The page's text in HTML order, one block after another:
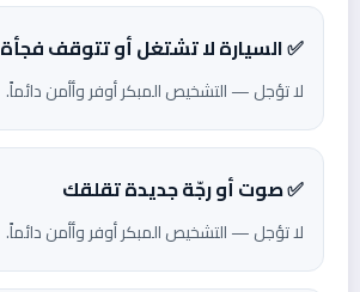
✅ السيارة لا تشتغل أو تتوقف فجأة
لا تؤجل — التشخيص المبكر أوفر وأأمن دائماً.
✅ صوت أو رجّة جديدة تقلقك
لا تؤجل — التشخيص المبكر أوفر وأأمن دائماً.